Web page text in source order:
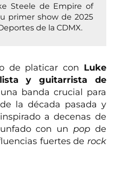
Steele de Empire of
primer show de 2025
de la CDMX.
de platicar con Luke
y guitarrista de
banda crucial para
la década pasada y
a decenas de
con un pop de
fuertes de rock